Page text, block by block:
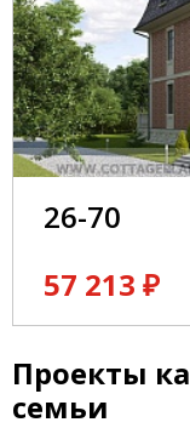
26-70
57 213 ₽
Проекты
семьи